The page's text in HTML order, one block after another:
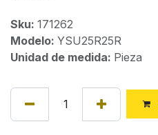
Sku: 171262
Modelo: YSU25R25R
Unidad de medida: Pieza